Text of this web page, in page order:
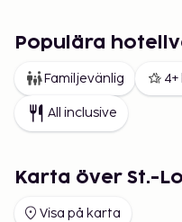
sina söta små gator
åren genomgått en
Semesterutbudet har
lyxhotell och
Travemünde finns ett
Populära
Familjevänlig 4+
All inclusive
Karta över St.-
Visa på karta